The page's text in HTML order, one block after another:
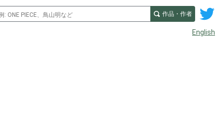
作品・作者
English